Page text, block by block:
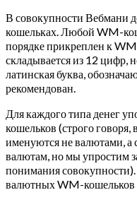
В совокупности Вебмани
кошельках. Любой WM-
порядке прикреплен к
складывается из 12 цифр,
латинская буква,
рекомендован.
Для каждого типа денег
кошельков (строго
именуются не валютами, а
валютам, но мы упростим
понимания
валютных WM-кошельков